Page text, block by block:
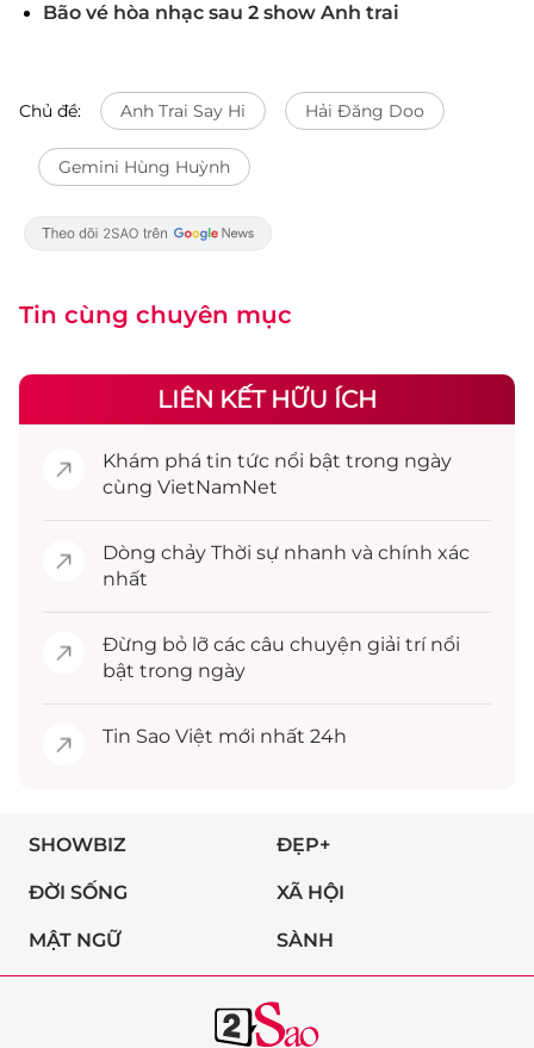
Bão vé hòa nhạc sau 2 show Anh trai
Chủ đề: Anh Trai Say Hi Hải Đăng Doo
Gemini Hùng Huỳnh
Tin cùng chuyên mục
LIÊN KẾT HỮU ÍCH
Khám phá tin tức nổi bật trong ngày
cùng VietNamNet
Dòng chảy Thời sự nhanh và chính xác
nhất
Đừng bỏ lỡ các câu chuyện giải trínổi
bật trong ngày
Tin Sao Việt mới nhất 24h
SHOWBIZ ĐẸP+
ĐỜI SỐNG XÃ HỘI
MẬT NGỮ SÀNH